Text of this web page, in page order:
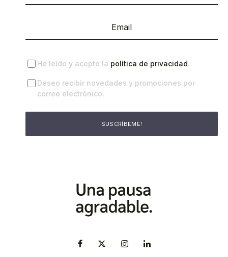
He leído y acepto la política de privacidad.
Deseo recibir novedades y promociones por
correo electrónico.